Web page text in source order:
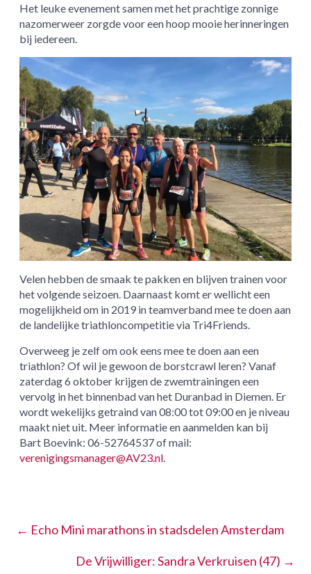
Het leuke evenement samen met het prachtige zonnige
nazomerweer zorgde voor een hoop mooie herinneringen
bij iedereen.
Velen hebben de smaak te pakken en blijven trainen voor
het volgende seizoen. Daarnaast komt er wellicht een
mogelijkheid om in 2019 in teamverband mee te doen aan
de landelijke triathloncompetitie via Tri4Friends.
Overweeg je zelf om ook eens mee te doen aan een
triathlon? Of wil je gewoon de borstcrawl leren? Vanaf
zaterdag 6 oktober krijgen de zwemtrainingen een
vervolg in het binnenbad van het Duranbad in Diemen. Er
wordt wekelijks getraind van 08:00 tot 09:00 en je niveau
maakt niet uit. Meer informatie en aanmelden kan bij
Bart Boevink: 06-52764537 of mail:
verenigingsmanager@AV23.nl.
← Echo Mini marathons in stadsdelen Amsterdam
De Vrijwilliger: Sandra Verkruisen (47) →